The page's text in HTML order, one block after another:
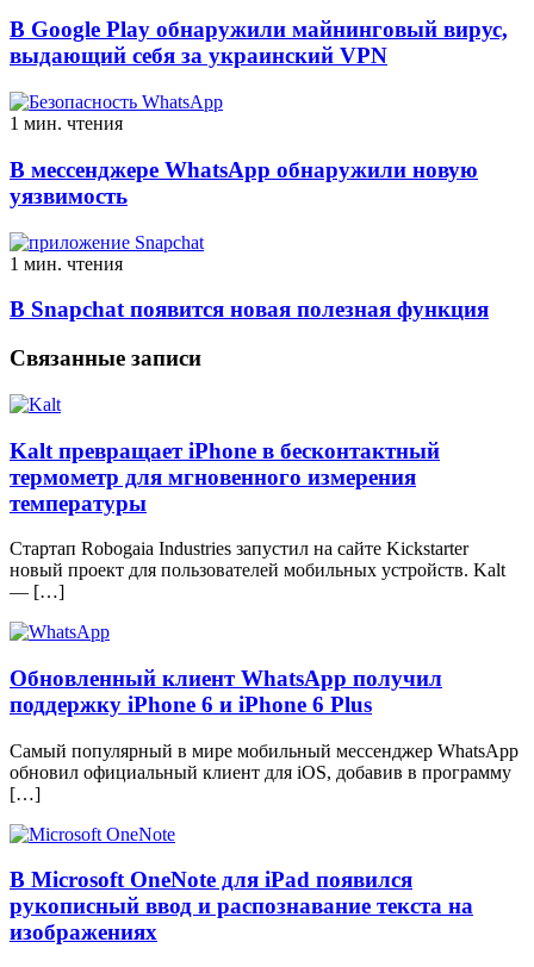
В Google Play обнаружили майнинговый вирус,
выдающий себя за украинский VPN
1 мин. чтения
В мессенджере WhatsApp обнаружили новую
уязвимость
1 мин. чтения
В Snapchat появится новая полезная функция
Связанные записи
Kalt превращает iPhone в бесконтактный
термометр для мгновенного измерения
температуры
Стартап Robogaia Industries запустил на сайте Kickstarter
новый проект для пользователей мобильных устройств. Kalt
— […]
Обновленный клиент WhatsApp получил
поддержку iPhone 6 и iPhone 6 Plus
Самый популярный в мире мобильный мессенджер WhatsApp
обновил официальный клиент для iOS, добавив в программу
[…]
В Microsoft OneNote для iPad появился
рукописный ввод и распознавание текста на
изображениях